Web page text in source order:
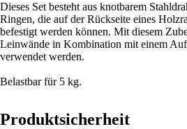
Dieses Set besteht aus knotbarem
Ringen, die auf der Rückseite eines
befestigt werden können. Mit diesem
Leinwände in Kombination mit einem
verwendet werden.
Belastbar für 5 kg.
Produktsicherheit